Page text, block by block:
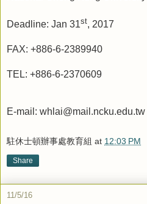
Deadline: Jan 31st, 2017
FAX: +886-6-2389940
TEL: +886-6-2370609
E-mail: whlai@mail.ncku.edu.tw
駐休士頓辦事處教育組 at 12:03 PM
Share
11/5/16